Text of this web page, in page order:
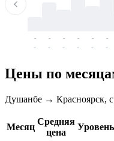
-
-
-
-
-
-
-
-
-
-
-
-
Цены по
Душанбе → Красноярск,
Месяц
Средняя
цена
Уровень